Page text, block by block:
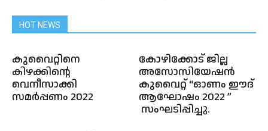
HOT NEWS
കുവൈറ്റിനെ
കിഴക്കിന്റെ
വെനീസാക്കി
സമർപ്പണം 2022
കോഴിക്കോട് ജില്ല
അസോസിയേഷൻ
കുവൈറ്റ് “ഓണം ഈദ്
ആഘോഷം 2022 ”
സംഘടിപ്പിച്ചു.